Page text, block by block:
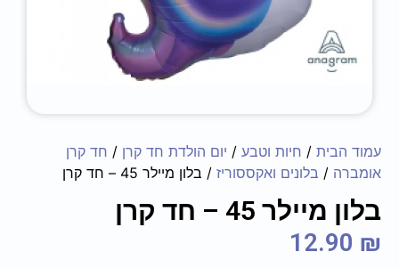
עמוד הבית / חיות וטבע / יום הולדת חד קרן / חד קרן
אומברה / בלונים ואקססוריז / בלון מיילר 45 – חד קרן
בלון מיילר 45 – חד קרן
12.90 ₪